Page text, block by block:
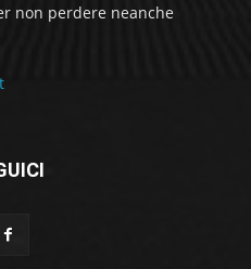
non perdere neanche